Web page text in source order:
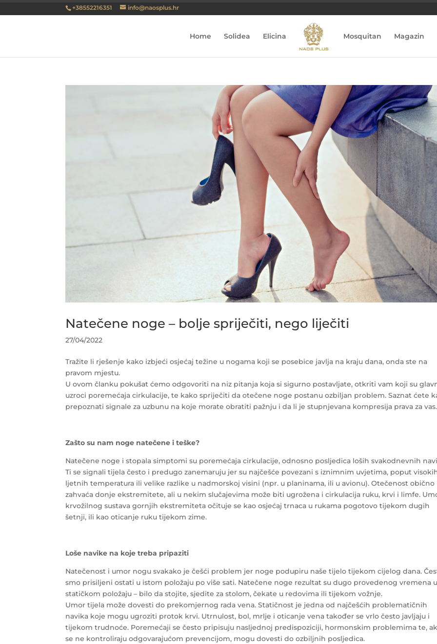
+38552216351 info@naosplus.hr
Home Solidea Elicina Mosquitan Magazin
Natečene noge – bolje spriječiti, nego liječiti
27/04/2022
Tražite li rješenje kako izbjeći osjećaj težine u nogama koji se posebice javlja na kraju dana, onda ste na
pravom mjestu.
U ovom članku pokušat ćemo odgovoriti na niz pitanja koja si sigurno postavljate, otkriti vam koji su
uzroci poremećaja cirkulacije, te kako spriječiti da otečene noge postanu ozbiljan problem. Saznat ćete
prepoznati signale za uzbunu na koje morate obratiti pažnju i da li je stupnjevana kompresija prava za vas.
Zašto su nam noge natečene i teške?
Natečene noge i stopala simptomi su poremećaja cirkulacije, odnosno posljedica loših svakodnevnih
Ti se signali tijela često i predugo zanemaruju jer su najčešće povezani s iznimnim uvjetima, poput
ljetnih temperatura ili velike razlike u nadmorskoj visini (npr. u planinama, ili u avionu). Otečenost obično
zahvaća donje ekstremitete, ali u nekim slučajevima može biti ugrožena i cirkulacija ruku, krvi i limfe.
krvožilnog sustava gornjih ekstremiteta očituje se kao osjećaj trnaca u rukama pogotovo tijekom dugih
šetnji, ili kao oticanje ruku tijekom zime.
Loše navike na koje treba pripaziti
Natečenost i umor nogu svakako je češći problem jer noge podupiru naše tijelo tijekom cijelog dana.
smo prisiljeni ostati u istom položaju po više sati. Natečene noge rezultat su dugo provedenog vremena u
statičkom položaju – bilo da stojite, sjedite za stolom, čekate u redovima ili tijekom vožnje.
Umor tijela može dovesti do prekomjernog rada vena. Statičnost je jedna od najčešćih problematičnih
navika koje mogu ugroziti protok krvi. Utrnulost, bol, mrlje i oticanje vena također se vrlo često javljaju i
tijekom trudnoće. Poremećaji se često pripisuju nasljednoj predispoziciji, hormonskim problemima te,
se ne kontroliraju odgovarajućom prevencijom, mogu dovesti do ozbiljnih posljedica.